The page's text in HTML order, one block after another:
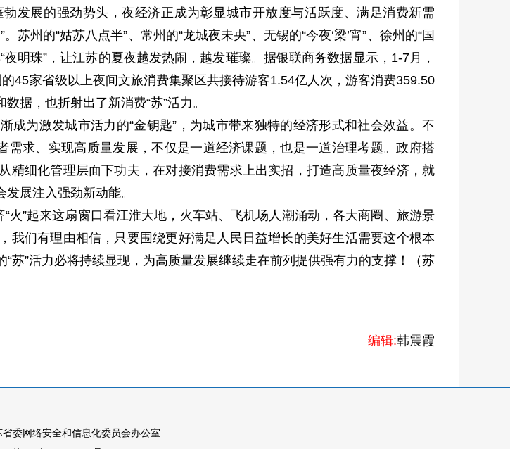
发展的强劲势头，夜经济正成为彰显城市开放度与活跃度、满足消费新需
州的“姑苏八点半”、常州的“龙城夜未央”、无锡的“今夜‘梁’宵”、徐州的“国
珠”，让江苏的夏夜越发热闹，越发璀璨。据银联商务数据显示，1-7月，
45家省级以上夜间文旅消费集聚区共接待游客1.54亿人次，游客消费359.50
据，也折射出了新消费“苏”活力。
成为激发城市活力的“金钥匙”，为城市带来独特的经济形式和社会效益。不
需求、实现高质量发展，不仅是一道经济课题，也是一道治理考题。政府搭
精细化管理层面下功夫，在对接消费需求上出实招，打造高质量夜经济，就
展注入强劲新动能。
火”起来这扇窗口看江淮大地，火车站、飞机场人潮涌动，各大商圈、旅游景
我们有理由相信，只要围绕更好满足人民日益增长的美好生活需要这个根本
苏”活力必将持续显现，为高质量发展继续走在前列提供强有力的支撑！（苏
编辑:韩震霞
委网络安全和信息化委员会办公室